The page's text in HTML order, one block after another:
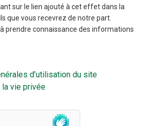
sur le lien ajouté à cet effet dans la
que vous recevrez de notre part.
prendre connaissance des informations
d’utilisation du site
vie privée